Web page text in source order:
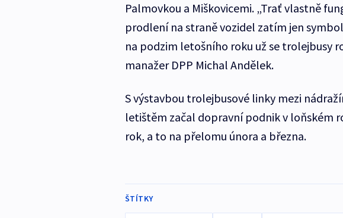
Palmovkou a Miškovicemi. „Trať vlastně
prodlení na straně vozidel zatím jen
na podzim letošního roku už se trolejbusy
manažer DPP Michal Andělek.
S výstavbou trolejbusové linky mezi
letištěm začal dopravní podnik v loňském
rok, a to na přelomu února a března.
ŠTÍTKY